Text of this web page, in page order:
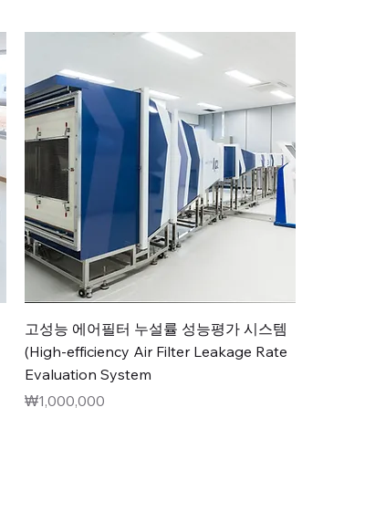
고성능 에어필터 누설률 성능평가 시스템
(High-efficiency Air Filter Leakage Rate
Evaluation System
가격
₩1,000,000